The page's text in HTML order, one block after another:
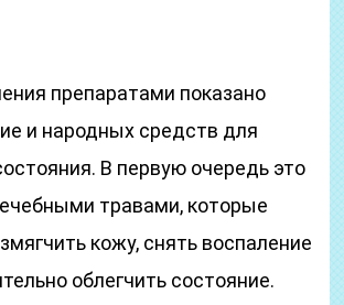
препаратами показано
и народных средств для
В первую очередь это
травами, которые
кожу, снять воспаление
облегчить состояние.